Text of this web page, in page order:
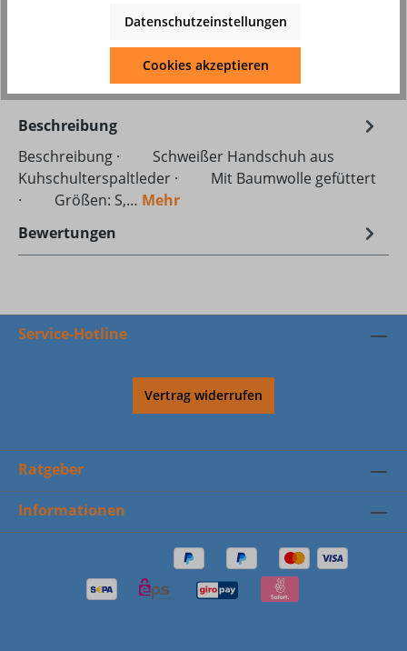
Produktdatenblatt Download
10-2101-Manual-DE.pdf
Beschreibung
Beschreibung · Schweißer Handschuh aus
Kuhschulterspaltleder · Mit Baumwolle gefüttert
· Größen: S,… Mehr
Bewertungen
Service-Hotline
Vertrag widerrufen
Ratgeber
Informationen
Datenschutzeinstellungen
Cookies akzeptieren